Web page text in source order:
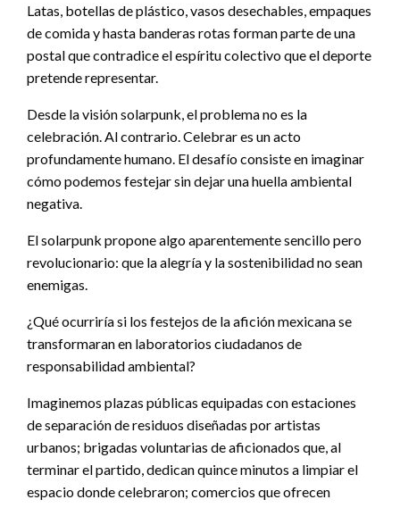
Latas, botellas de plástico, vasos desechables, empaques
de comida y hasta banderas rotas forman parte de una
postal que contradice el espíritu colectivo que el deporte
pretende representar.
Desde la visión solarpunk, el problema no es la
celebración. Al contrario. Celebrar es un acto
profundamente humano. El desafío consiste en imaginar
cómo podemos festejar sin dejar una huella ambiental
negativa.
El solarpunk propone algo aparentemente sencillo pero
revolucionario: que la alegría y la sostenibilidad no sean
enemigas.
¿Qué ocurriría si los festejos de la afición mexicana se
transformaran en laboratorios ciudadanos de
responsabilidad ambiental?
Imaginemos plazas públicas equipadas con estaciones
de separación de residuos diseñadas por artistas
urbanos; brigadas voluntarias de aficionados que, al
terminar el partido, dedican quince minutos a limpiar el
espacio donde celebraron; comercios que ofrecen